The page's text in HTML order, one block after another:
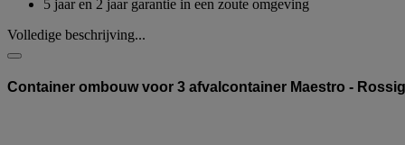
5 jaar en 2 jaar garantie in een zoute omgeving
Volledige beschrijving...
Container ombouw voor 3 afvalcontainer Maestro -